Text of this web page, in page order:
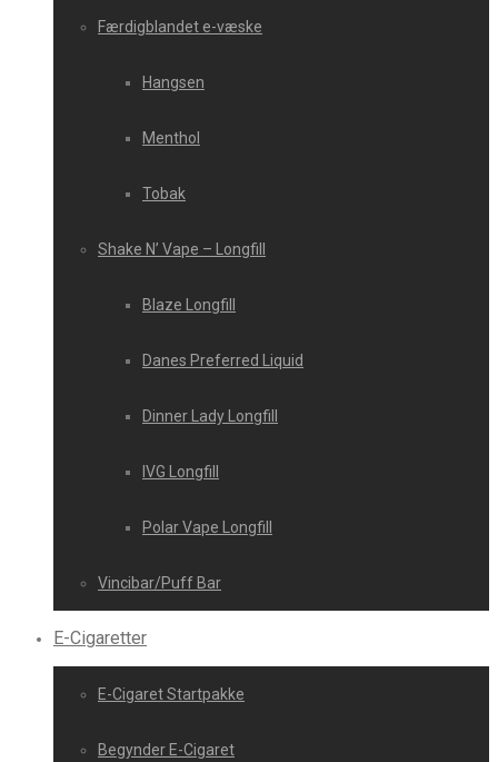
Færdigblandet e-væske
Hangsen
Menthol
Tobak
Shake N’ Vape – Longfill
Blaze Longfill
Danes Preferred Liquid
Dinner Lady Longfill
IVG Longfill
Polar Vape Longfill
Vincibar/Puff Bar
E-Cigaretter
E-Cigaret Startpakke
Begynder E-Cigaret